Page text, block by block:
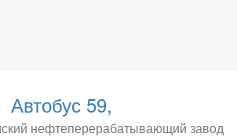
Автобус 59,
нефтеперерабатывающий завод